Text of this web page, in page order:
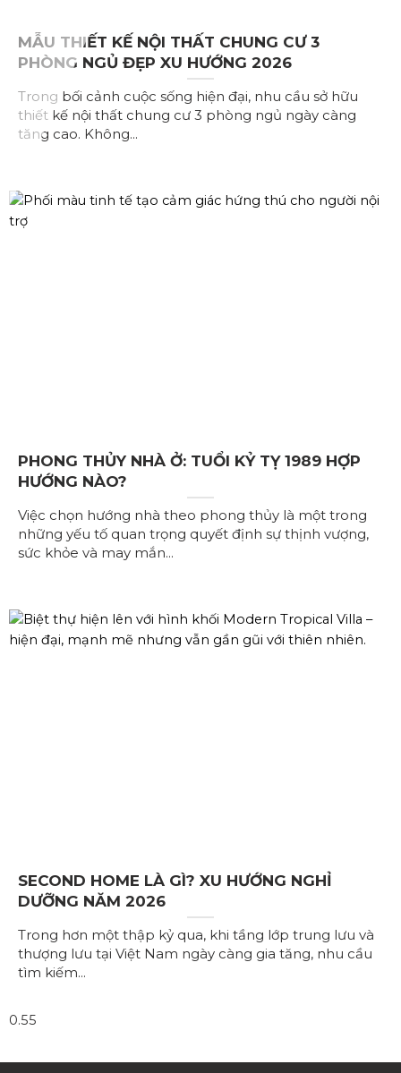
MẪU THIẾT KẾ NỘI THẤT CHUNG CƯ 3
PHÒNG NGỦ ĐẸP XU HƯỚNG 2026
Trong bối cảnh cuộc sống hiện đại, nhu cầu sở hữu
thiết kế nội thất chung cư 3 phòng ngủ ngày càng
tăng cao. Không
PHONG THỦY NHÀ Ở: TUỔI KỶ TỴ 1989 HỢP
HƯỚNG NÀO?
Việc chọn hướng nhà theo phong thủy là một trong
những yếu tố quan trọng quyết định sự thịnh vượng,
sức khỏe và may mắn
SECOND HOME LÀ GÌ? XU HƯỚNG NGHỈ
DƯỠNG NĂM 2026
Trong hơn một thập kỷ qua, khi tầng lớp trung lưu và
thượng lưu tại Việt Nam ngày càng gia tăng, nhu cầu
tìm kiếm